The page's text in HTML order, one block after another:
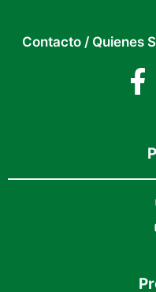
Contacto / Quienes